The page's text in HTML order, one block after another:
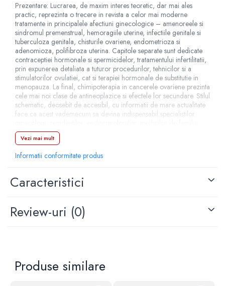
Prezentare: Lucrarea, de maxim interes teoretic, dar mai ales
practic, reprezinta o trecere in revista a celor mai moderne
tratamente in principalele afectiuni ginecologice – amenoreele si
sindromul premenstrual, hemoragiile uterine, infectiile genitale si
tuberculoza genitala, chisturile ovariene, endometrioza si
adenomioza, polifibroza uterina. Capitole separate sunt dedicate
contraceptiei hormonale si spermicidelor, tratamentului infertilitatii,
prin expunerea detaliata a tuturor procedurilor, tehnicilor si a
stimulatorilor ovulatiei, cat si terapiei hormonale de substitutie in
menopauza. La final, chimipoterapia in cancerele ovariene prezinta
cele mai noi clase de antineoplazice si efectele lor secundare. Stilul
schematic, deosebit de accesibil, cu informatii de mare actualitate
face ca acest vademecum sa devina indispensabil specialistilor
dar si publicului larg.
Cuprins: Amenoreele. Hemoragiile uterine disfunctionale.
Sindromul premenstrual. Infectiile genitale feminine. Tuberculoza
polichistice. Endometrioza. Adenomioza. Mijloacele terapeutice
“nechirurgicale” indicate in polifibromatoza uterina. Tratamentul
Contraceptia hormonala – Spermicidele. Terapia hormonala de
substitutie in menopauza. Chimioterapia in cancerele ovariene.
Vezi mai mult
Informatii conformitate produs
Caracteristici
Review-uri (0)
Produse similare